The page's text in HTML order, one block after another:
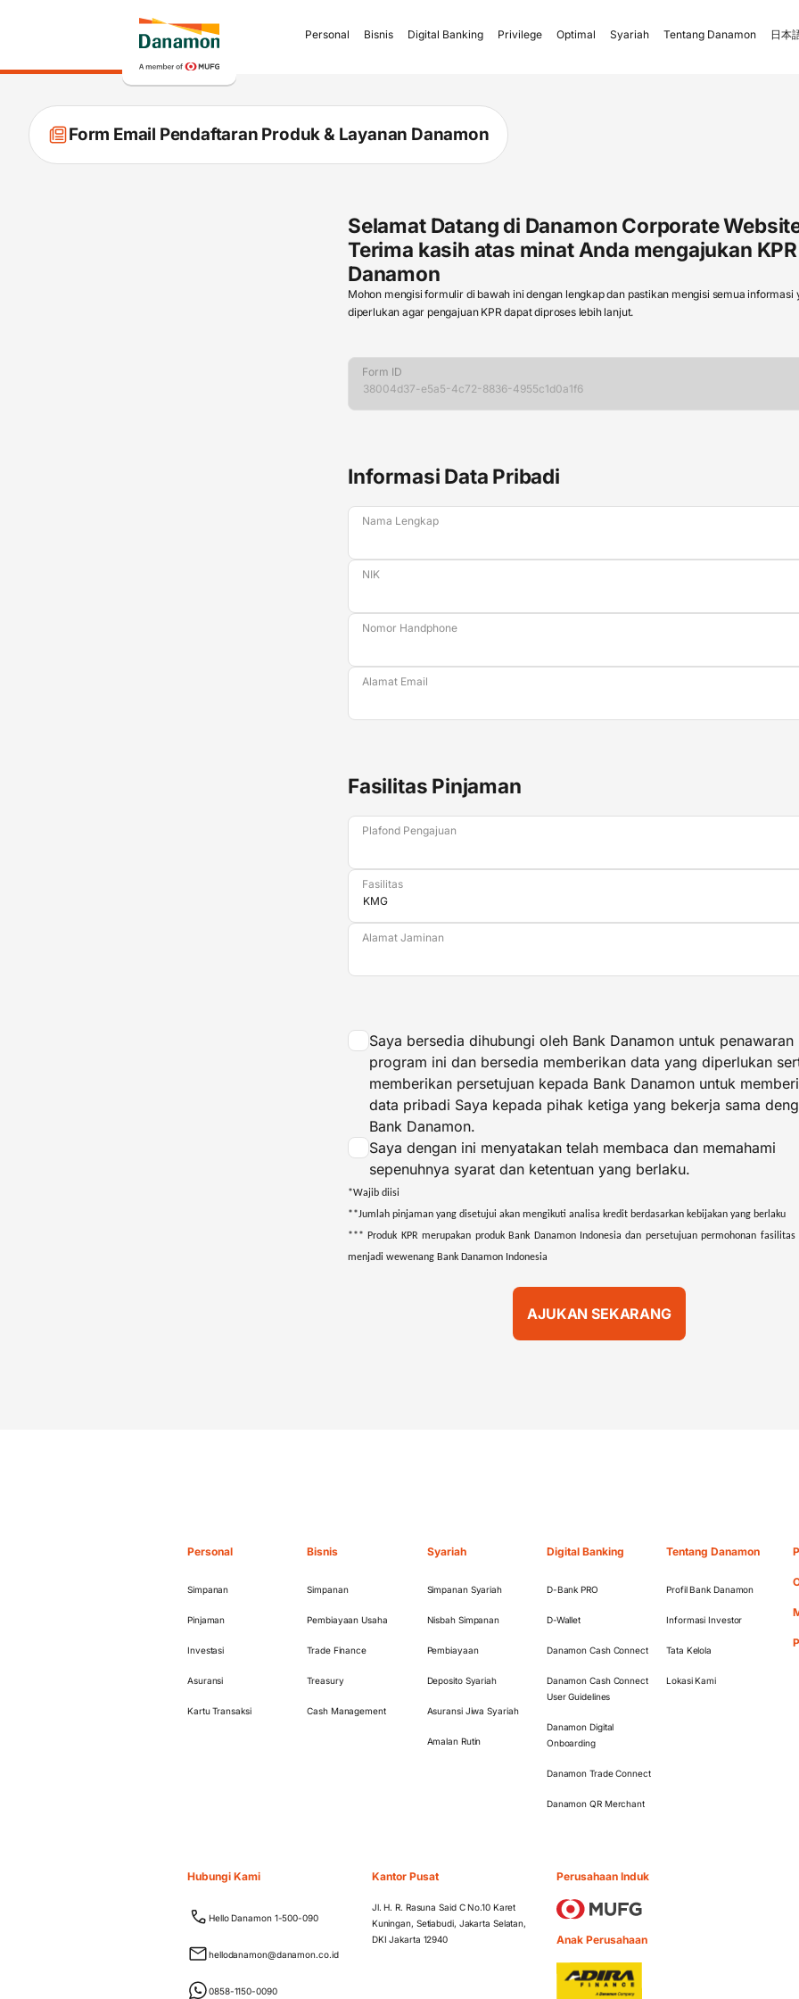
Personal Bisnis Digital Banking Privilege Optimal Syariah Tentang Danamon 日本
Form Email Pendaftaran Produk & Layanan Danamon
Selamat Datang di Danamon Corporate
Terima kasih atas minat Anda mengajukan KPR
Danamon
Mohon mengisi formulir di bawah ini dengan lengkap dan pastikan mengisi semua informasi
diperlukan agar pengajuan KPR dapat diproses lebih lanjut.
Form ID
Informasi Data Pribadi
Nama Lengkap
NIK
Nomor Handphone
Alamat Email
Fasilitas Pinjaman
Plafond Pengajuan
Fasilitas
Alamat Jaminan
Saya bersedia dihubungi oleh Bank Danamon untuk penawaran
program ini dan bersedia memberikan data yang diperlukan
memberikan persetujuan kepada Bank Danamon untuk
data pribadi Saya kepada pihak ketiga yang bekerja sama
Bank Danamon.
Saya dengan ini menyatakan telah membaca dan memahami
sepenuhnya syarat dan ketentuan yang berlaku.
*Wajib diisi
**Jumlah pinjaman yang disetujui akan mengikuti analisa kredit berdasarkan kebijakan yang berlaku
*** Produk KPR merupakan produk Bank Danamon Indonesia dan persetujuan permohonan fasilitas
menjadi wewenang Bank Danamon Indonesia
Personal
Simpanan
Pinjaman
Investasi
Asuransi
Kartu Transaksi
Bisnis
Simpanan
Pembiayaan Usaha
Trade Finance
Treasury
Cash Management
Syariah
Simpanan Syariah
Nisbah Simpanan
Pembiayaan
Deposito Syariah
Asuransi Jiwa Syariah
Amalan Rutin
Digital Banking
D-Bank PRO
D-Wallet
Danamon Cash Connect
Danamon Cash Connect
User Guidelines
Danamon Digital
Onboarding
Danamon Trade Connect
Danamon QR Merchant
Tentang Danamon
Profil Bank Danamon
Informasi Investor
Tata Kelola
Lokasi Kami
Hubungi Kami
Hello Danamon 1-500-090
hellodanamon@danamon.co.id
0858-1150-0090
Kantor Pusat
Jl. H. R. Rasuna Said C No.10 Karet
Kuningan, Setiabudi, Jakarta Selatan,
DKI Jakarta 12940
Perusahaan Induk
Anak Perusahaan